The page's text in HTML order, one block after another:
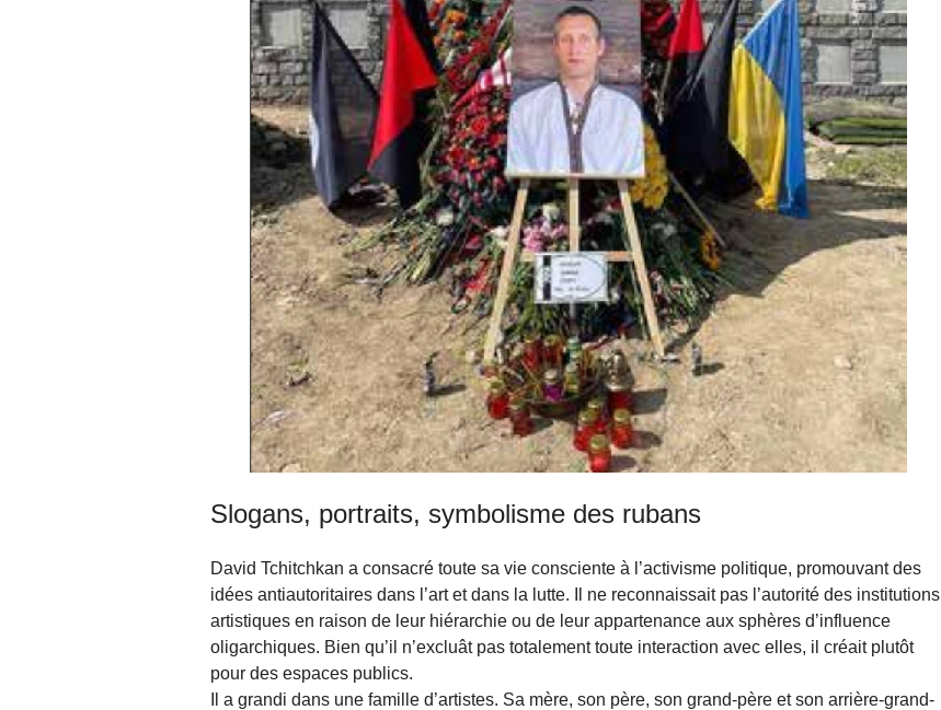
Slogans, portraits, symbolisme des rubans
David Tchitchkan a consacré toute sa vie consciente à l’activisme politique, promouvant des
idées antiautoritaires dans l’art et dans la lutte. Il ne reconnaissait pas l’autorité des institutions
artistiques en raison de leur hiérarchie ou de leur appartenance aux sphères d’influence
oligarchiques. Bien qu’il n’excluât pas totalement toute interaction avec elles, il créait plutôt
pour des espaces publics.
Il a grandi dans une famille d’artistes. Sa mère, son père, son grand-père et son arrière-grand-